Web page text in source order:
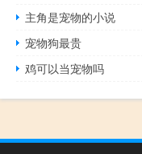
主角是宠物的小说
宠物狗最贵
鸡可以当宠物吗